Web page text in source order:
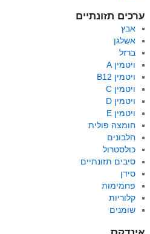
ערכים תזונתיים
אבץ
אשלגן
ברזל
ויטמין A
ויטמין B12
ויטמין C
ויטמין D
ויטמין E
חומצה פולית
חלבונים
כולסטרול
סיבים תזונתיים
סידן
פחמימות
קלוריות
שומנים